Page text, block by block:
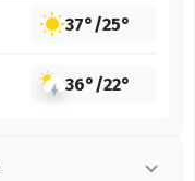
37°/25°
36°/22°